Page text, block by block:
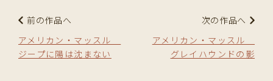
前の作品へ
アメリカン・マッスル
ジープに陽は沈まない
次の作品へ
アメリカン・マッスル
グレイハウンドの影